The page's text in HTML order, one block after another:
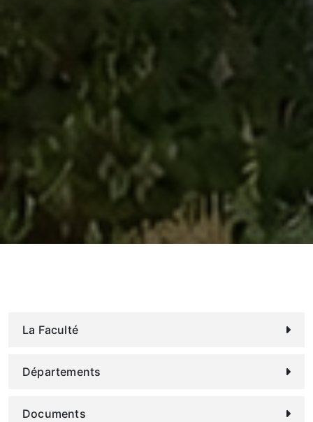
La Faculté
Départements
Documents